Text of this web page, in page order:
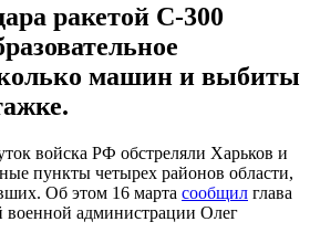
ракетой С-300
машин и выбиты
войска РФ обстреляли Харьков и
пункты четырех районов области,
Об этом 16 марта сообщил глава
военной администрации Олег